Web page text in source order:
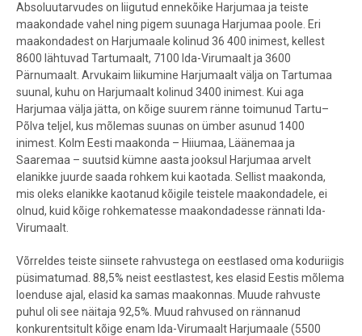
Absoluutarvudes on liigutud ennekõike Harjumaa ja teiste
maakondade vahel ning pigem suunaga Harjumaa poole. Eri
maakondadest on Harjumaale kolinud 36 400 inimest, kellest
8600 lähtuvad Tartumaalt, 7100 Ida-Virumaalt ja 3600
Pärnumaalt. Arvukaim liikumine Harjumaalt välja on Tartumaa
suunal, kuhu on Harjumaalt kolinud 3400 inimest. Kui aga
Harjumaa välja jätta, on kõige suurem ränne toimunud Tartu–
Põlva teljel, kus mõlemas suunas on ümber asunud 1400
inimest. Kolm Eesti maakonda – Hiiumaa, Läänemaa ja
Saaremaa – suutsid kümne aasta jooksul Harjumaa arvelt
elanikke juurde saada rohkem kui kaotada. Sellist maakonda,
mis oleks elanikke kaotanud kõigile teistele maakondadele, ei
olnud, kuid kõige rohkematesse maakondadesse rännati Ida-
Virumaalt.
Võrreldes teiste siinsete rahvustega on eestlased oma koduriigis
püsimatumad. 88,5% neist eestlastest, kes elasid Eestis mõlema
loenduse ajal, elasid ka samas maakonnas. Muude rahvuste
puhul oli see näitaja 92,5%. Muud rahvused on rännanud
konkurentsitult kõige enam Ida-Virumaalt Harjumaale (5500